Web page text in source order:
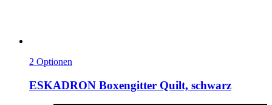
2 Optionen
ESKADRON Boxengitter Quilt, schwarz